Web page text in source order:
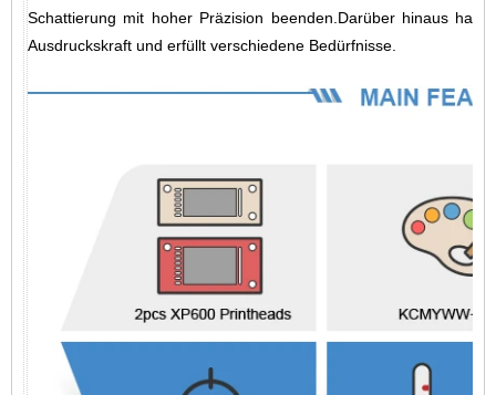
Schattierung mit hoher Präzision beenden.Darüber hinaus hat
Ausdruckskraft und erfüllt verschiedene Bedürfnisse.